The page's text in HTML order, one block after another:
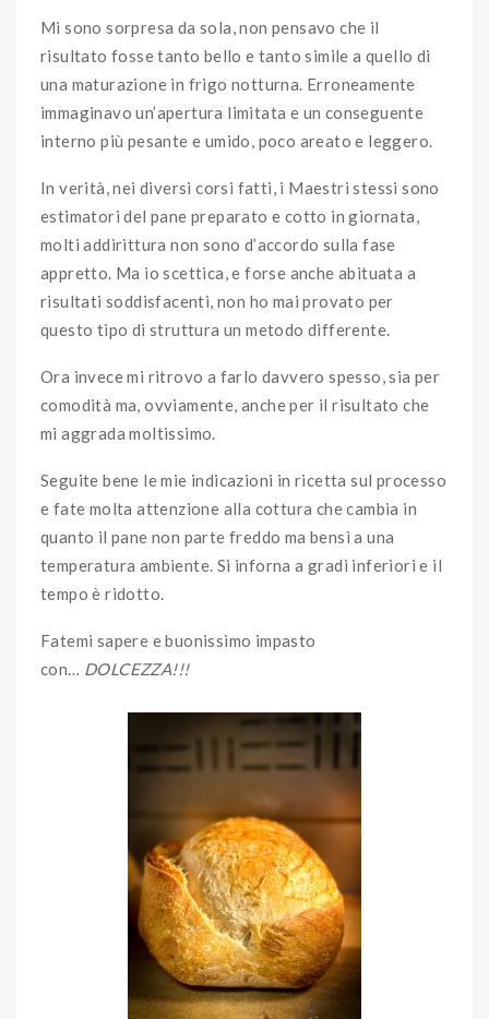
Mi sono sorpresa da sola, non pensavo che il
risultato fosse tanto bello e tanto simile a quello di
una maturazione in frigo notturna. Erroneamente
immaginavo un’apertura limitata e un conseguente
interno più pesante e umido, poco areato e leggero.
In verità, nei diversi corsi fatti, i Maestri stessi sono
estimatori del pane preparato e cotto in giornata,
molti addirittura non sono d’accordo sulla fase
appretto. Ma io scettica, e forse anche abituata a
risultati soddisfacenti, non ho mai provato per
questo tipo di struttura un metodo differente.
Ora invece mi ritrovo a farlo davvero spesso, sia per
comodità ma, ovviamente, anche per il risultato che
mi aggrada moltissimo.
Seguite bene le mie indicazioni in ricetta sul processo
e fate molta attenzione alla cottura che cambia in
quanto il pane non parte freddo ma bensì a una
temperatura ambiente. Si inforna a gradi inferiori e il
tempo è ridotto.
Fatemi sapere e buonissimo impasto
con… DOLCEZZA!!!